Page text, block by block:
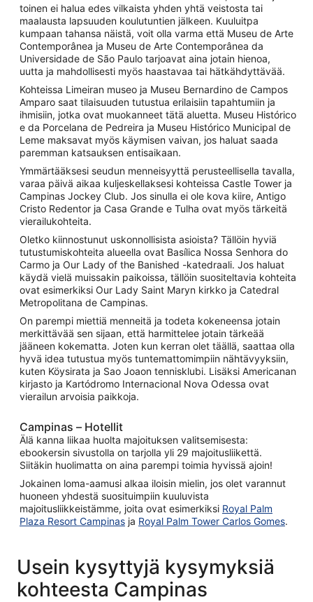
toinen ei halua edes vilkaista yhden yhtä veistosta tai
maalausta lapsuuden koulutuntien jälkeen. Kuuluitpa
kumpaan tahansa näistä, voit olla varma että Museu de Arte
Contemporânea ja Museu de Arte Contemporânea da
Universidade de São Paulo tarjoavat aina jotain hienoa,
uutta ja mahdollisesti myös haastavaa tai hätkähdyttävää.
Kohteissa Limeiran museo ja Museu Bernardino de Campos
Amparo saat tilaisuuden tutustua erilaisiin tapahtumiin ja
ihmisiin, jotka ovat muokanneet tätä aluetta. Museu Histórico
e da Porcelana de Pedreira ja Museu Histórico Municipal de
Leme maksavat myös käymisen vaivan, jos haluat saada
paremman katsauksen entisaikaan.
Ymmärtääksesi seudun menneisyyttä perusteellisella tavalla,
varaa päivä aikaa kuljeskellaksesi kohteissa Castle Tower ja
Campinas Jockey Club. Jos sinulla ei ole kova kiire, Antigo
Cristo Redentor ja Casa Grande e Tulha ovat myös tärkeitä
vierailukohteita.
Oletko kiinnostunut uskonnollisista asioista? Tällöin hyviä
tutustumiskohteita alueella ovat Basílica Nossa Senhora do
Carmo ja Our Lady of the Banished -katedraali. Jos haluat
käydä vielä muissakin paikoissa, tällöin suositeltavia kohteita
ovat esimerkiksi Our Lady Saint Maryn kirkko ja Catedral
Metropolitana de Campinas.
On parempi miettiä menneitä ja todeta kokeneensa jotain
merkittävää sen sijaan, että harmittelee jotain tärkeää
jääneen kokematta. Joten kun kerran olet täällä, saattaa olla
hyvä idea tutustua myös tuntemattomimpiin nähtävyyksiin,
kuten Köysirata ja Sao Joaon tennisklubi. Lisäksi Americanan
kirjasto ja Kartódromo Internacional Nova Odessa ovat
vierailun arvoisia paikkoja.
Campinas – Hotellit
Älä kanna liikaa huolta majoituksen valitsemisesta:
ebookersin sivustolla on tarjolla yli 29 majoitusliikettä.
Siitäkin huolimatta on aina parempi toimia hyvissä ajoin!
Jokainen loma-aamusi alkaa iloisin mielin, jos olet varannut
huoneen yhdestä suosituimpiin kuuluvista
majoitusliikkeistämme, joita ovat esimerkiksi Royal Palm
Plaza Resort Campinas ja Royal Palm Tower Carlos Gomes.
Usein kysyttyjä kysymyksiä
kohteesta Campinas